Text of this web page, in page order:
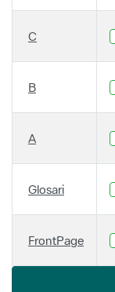
C
B
A
Glosari
FrontPage